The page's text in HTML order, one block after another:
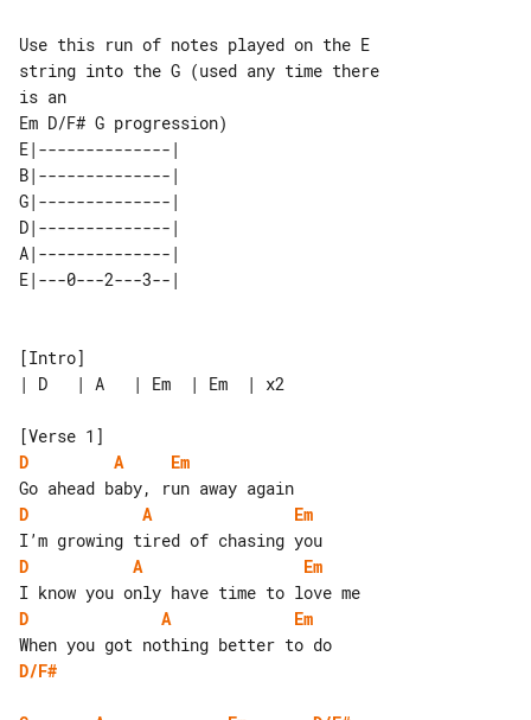
Use this run of notes played on the E
string into the G (used any time there
is an
E|--------------|
B|--------------|
G|--------------|
D|--------------|
A|--------------|
[Intro]
| D   | A   | Em  | Em  | x2
D
A
Em
D
A
Em
D
A
Em
D
A
Em
D/F#